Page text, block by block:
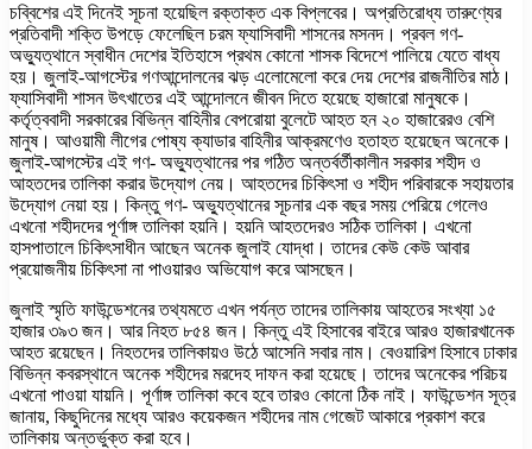
চব্বিশের এই দিনেই সূচনা হয়েছিল রক্তাক্ত এক বিপ্লবের। অপ্রতিরোধ্য তারুণ্যের
প্রতিবাদী শক্তি উপড়ে ফেলেছিল চরম ফ্যাসিবাদী শাসনের মসনদ। প্রবল গণ-
অভ্যুত্থানে স্বাধীন দেশের ইতিহাসে প্রথম কোনো শাসক বিদেশে পালিয়ে যেতে বাধ্য
হয়। জুলাই-আগস্টের গণআন্দোলনের ঝড় এলোমেলো করে দেয় দেশের রাজনীতির মাঠ।
ফ্যাসিবাদী শাসন উৎখাতের এই আন্দোলনে জীবন দিতে হয়েছে হাজারো মানুষকে।
কর্তৃত্ববাদী সরকারের বিভিন্ন বাহিনীর বেপরোয়া বুলেটে আহত হন ২০ হাজারেরও বেশি
মানুষ। আওয়ামী লীগের পোষ্য ক্যাডার বাহিনীর আক্রমণেও হতাহত হয়েছেন অনেকে।
জুলাই-আগস্টের এই গণ- অভ্যুত্থানের পর গঠিত অন্তর্বর্তীকালীন সরকার শহীদ ও
আহতদের তালিকা করার উদ্যোগ নেয়। আহতদের চিকিৎসা ও শহীদ পরিবারকে সহায়তার
উদ্যোগ নেয়া হয়। কিন্তু গণ- অভ্যুত্থানের সূচনার এক বছর সময় পেরিয়ে গেলেও
এখনো শহীদদের পূর্ণাঙ্গ তালিকা হয়নি। হয়নি আহতদেরও সঠিক তালিকা। এখনো
হাসপাতালে চিকিৎসাধীন আছেন অনেক জুলাই যোদ্ধা। তাদের কেউ কেউ আবার
প্রয়োজনীয় চিকিৎসা না পাওয়ারও অভিযোগ করে আসছেন।
জুলাই স্মৃতি ফাউন্ডেশনের তথ্যমতে এখন পর্যন্ত তাদের তালিকায় আহতের সংখ্যা ১৫
হাজার ৩৯৩ জন। আর নিহত ৮৫৪ জন। কিন্তু এই হিসাবের বাইরে আরও হাজারখানেক
আহত রয়েছেন। নিহতদের তালিকায়ও উঠে আসেনি সবার নাম। বেওয়ারিশ হিসাবে ঢাকার
বিভিন্ন কবরস্থানে অনেক শহীদের মরদেহ দাফন করা হয়েছে। তাদের অনেকের পরিচয়
এখনো পাওয়া যায়নি। পূর্ণাঙ্গ তালিকা কবে হবে তারও কোনো ঠিক নাই। ফাউন্ডেশন সূত্র
জানায়, কিছুদিনের মধ্যে আরও কয়েকজন শহীদের নাম গেজেট আকারে প্রকাশ করে
তালিকায় অন্তর্ভুক্ত করা হবে।